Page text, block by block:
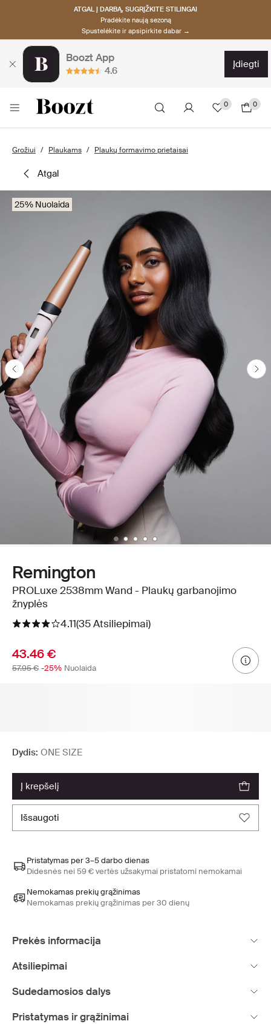
ATGAL Į DARBĄ, SUGRĮŽKITE STILINGAI
Pradėkite naują sezoną
Spustelėkite ir apsipirkite dabar →
Boozt App
4.6
įdiegti
0 0
Grožiui Plaukams Plaukų formavimo prietaisai
atgal
25% Nuolaida
Remington
PROLuxe 2538mm Wand - Plaukų garbanojimo
žnyplės
4.11(35 Atsiliepimai)
43.46 €
57.95 € -25% Nuolaida
Dydis: ONE SIZE
į krepšelį
išsaugoti
Pristatymas per 3–5 darbo dienas
Didesnės nei 59 € vertės užsakymai pristatomi nemokamai
Nemokamas prekių grąžinimas
Nemokamas prekių grąžinimas per 30 dienų
Prekės informacija
Atsiliepimai
Sudedamosios dalys
Pristatymas ir grąžinimai